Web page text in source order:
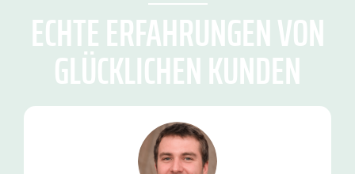
ECHTE ERFAHRUNGEN VON
GLÜCKLICHEN KUNDEN